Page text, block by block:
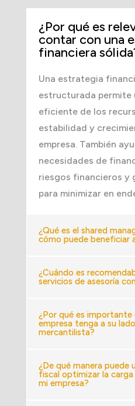
¿Por qué es
contar con una
financiera
Una estrategia
estructurada permite
eficiente de los
estabilidad y
empresa. También
necesidades de
riesgos financieros y
para minimizar en
¿Qué es el shared
cómo puede beneficiar
¿Cuándo es
servicios de asesoría
¿Por qué es importante
empresa tenga a su
mercantilista?
¿De qué manera puede
fiscal optimizar la
mi empresa?